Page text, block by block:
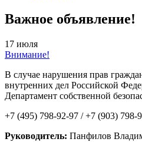
Важное объявление!
17 июля
Внимание!
В случае нарушения прав
внутренних дел Российской
Департамент собственной
+7 (495) 798-92-97 / +7 (903) 798-
Руководитель: Панфилов